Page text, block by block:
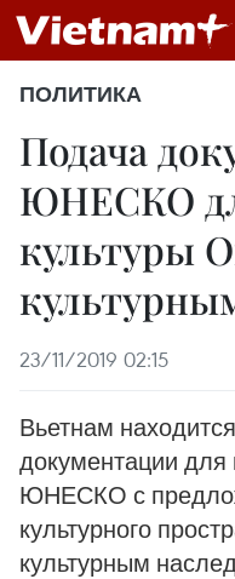
ПОЛИТИКА
Подача
ЮНЕСКО
культуры
23/11/2019 02:15
Вьетнам
документации для
ЮНЕСКО с
культурного
культурным